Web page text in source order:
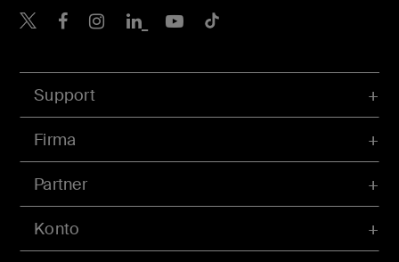
Konto
Support
Firma
Partner
Belkin Twitter
Belkin Facebook
Belkin Instagram
Belkin LinkedIn
Belkin Youtube
Belkin TikTok